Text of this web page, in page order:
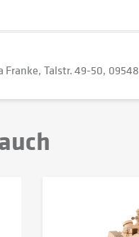
Franke Talstr. 49-50